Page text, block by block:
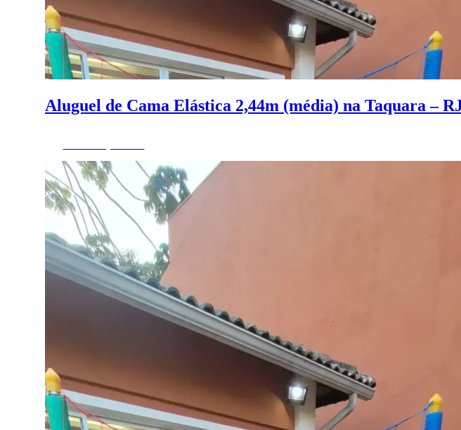
Aluguel de Cama Elástica 2,44m (média) na Taquara –